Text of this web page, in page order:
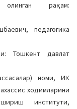
рақам:
педагогика
Тошкент давлат
номи, ИК
ходимларини
институти,